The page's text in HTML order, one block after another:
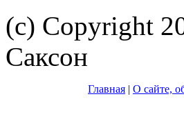
(с) Copyright
Саксон
Главная | О сайте,